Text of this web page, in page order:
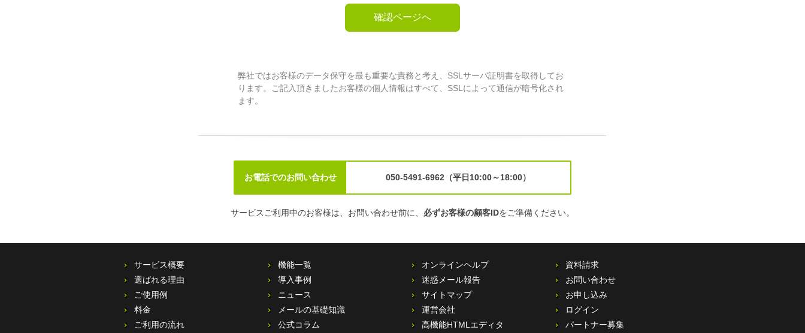
弊社ではお客様のデータ保守を最も重要な責務と考え、SSLサーバ証明書を取得してお
ります。ご記入頂きましたお客様の個人情報はすべて、SSLによって通信が暗号化され
ます。
お電話でのお問い合わせ 050-5491-6962（平日10:00～18:00）
サービスご利用中のお客様は、お問い合わせ前に、 必ずお客様の顧客IDをご準備ください。
サービス概要
選ばれる理由
ご使用例
料金
ご利用の流れ
機能一覧
導入事例
ニュース
メールの基礎知識
公式コラム
オンラインヘルプ
迷惑メール報告
サイトマップ
運営会社
高機能HTMLエディタ
資料請求
お問い合わせ
お申し込み
ログイン
パートナー募集